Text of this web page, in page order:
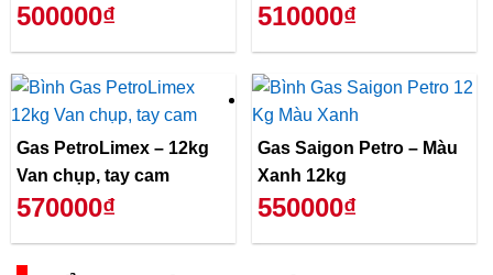
500000₫ 510000₫
Gas PetroLimex – 12kg
Van chụp, tay cam
570000₫
Gas Saigon Petro – Màu
Xanh 12kg
550000₫